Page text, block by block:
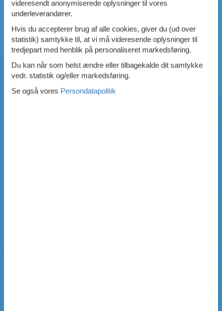
videresendt anonymiserede oplysninger til vores
underleverandører.
Hvis du accepterer brug af alle cookies, giver du (ud over
statistik) samtykke til, at vi må videresende oplysninger til
tredjepart med henblik på personaliseret markedsføring.
Du kan når som helst ændre eller tilbagekalde dit samtykke
vedr. statistik og/eller markedsføring.
Se også vores Persondatapolitik